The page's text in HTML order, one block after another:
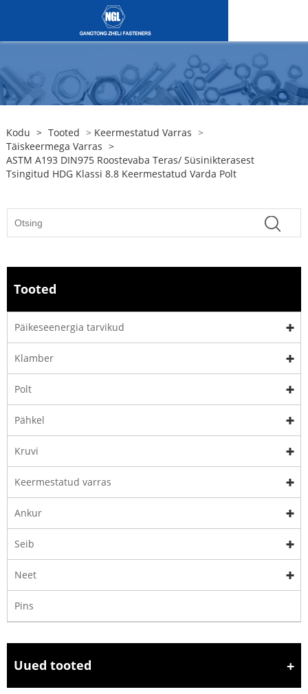
Kodu > Tooted > Keermestatud Varras >
Täiskeermega Varras >
ASTM A193 DIN975 Roostevaba Teras/ Süsinikterasest
Tsingitud HDG Klassi 8.8 Keermestatud Varda Polt
Tooted
Päikeseenergia tarvikud
Klamber
Polt
Pähkel
Kruvi
Keermestatud varras
Ankur
Seib
Neet
Pins
Uued tooted